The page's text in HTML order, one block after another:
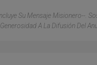
Su Mensaje Misionero--.
A La Difusión Del